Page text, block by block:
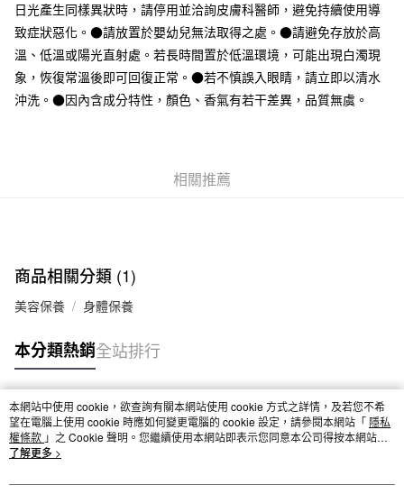
7-11取貨付款
每筆NT$65，滿NT$1,000(含以上)免運費
付款後7-11取貨
每筆NT$150，滿NT$2,000(含以上)免運費
日光產生同樣異狀時，請停用並洽詢皮膚科醫師，避免持續使用導
致症狀惡化。●請放置於嬰幼兒無法取得之處。●請避免存放於高
溫、低溫或陽光直射處。若長時間置於低溫環境，可能出現白濁現
象，恢復常溫後即可回復正常。●若不慎誤入眼睛，請立即以清水
沖洗。●因內含成分特性，顏色、香氣有若干差異，品質無虞。
相關推薦
商品相關分類 (1)
美容保養 身體保養
本分類熱銷全站排行
熱門標籤
本網站中使用 cookie，欲查詢有關本網站使用 cookie 方式之詳情，及若您不希
望在電腦上使用 cookie 時應如何變更電腦的 cookie 設定，請參閱本網站「 隱私
權條款 」之 Cookie 聲明。您繼續使用本網站即表示您同意本公司得按本網站使
用條款之 Cookie 聲明使用 cookie。
了解更多 >